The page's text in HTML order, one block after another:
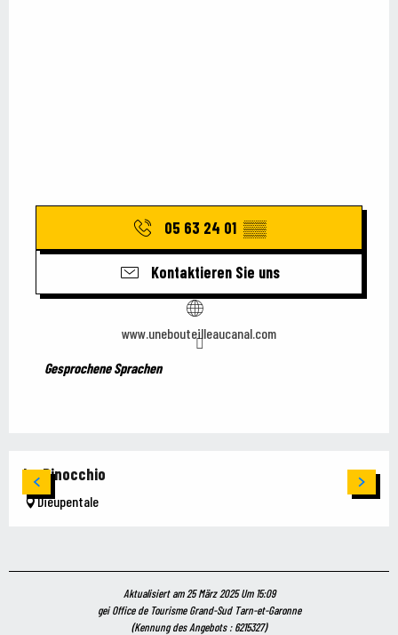
05 63 24 01 ▒▒
Kontaktieren Sie uns
www.unebouteilleaucanal.com
Gesprochene Sprachen
Gesprochene Sprachen
Le Pinocchio
Dieupentale
Aktualisiert am 25 März 2025 Um 15:09
gei Office de Tourisme Grand-Sud Tarn-et-Garonne
(Kennung des Angebots :6215327)